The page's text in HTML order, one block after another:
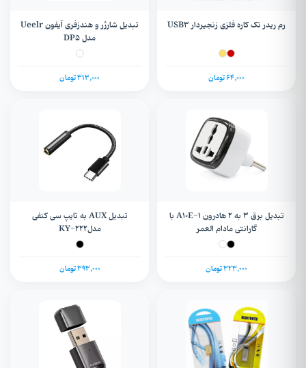
رم ریدر تک کاره فلزی زنجیردار USB۳
64,000 تومان
تبدیل شارژر و هندزفری آیفون Ueelr
مدل DP5
313,000 تومان
تبدیل برق 3 به 2 هادرون A10E-1 با
گارانتی مادام العمر
323,000 تومان
تبدیل AUX به تایپ سی کنفی
مدلKY-۲۲۲
393,000 تومان